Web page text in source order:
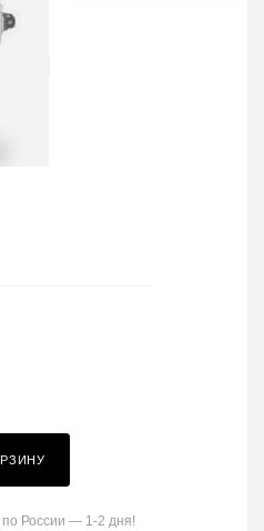
по России — 1-2 дня!